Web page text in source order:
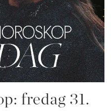
fredag 31.